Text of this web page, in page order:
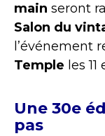
main seront
Salon du
l’événement
Temple les
Une 30e
pas